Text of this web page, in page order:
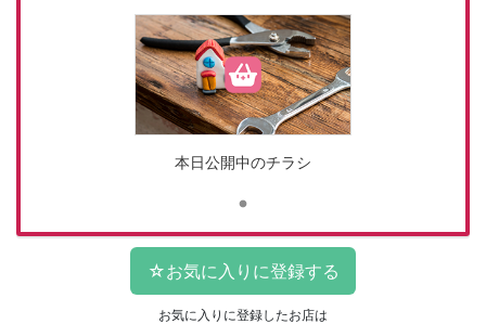
本日公開中のチラシ
お気に入りに登録したお店は